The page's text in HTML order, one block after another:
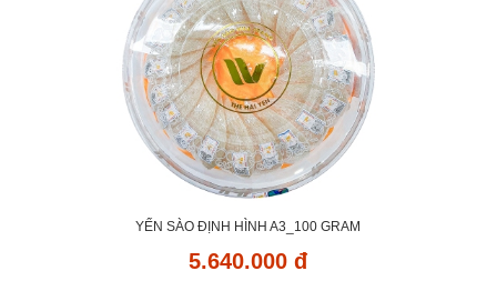
YẾN SÀO ĐỊNH HÌNH A3_100 GRAM
5.640.000 đ